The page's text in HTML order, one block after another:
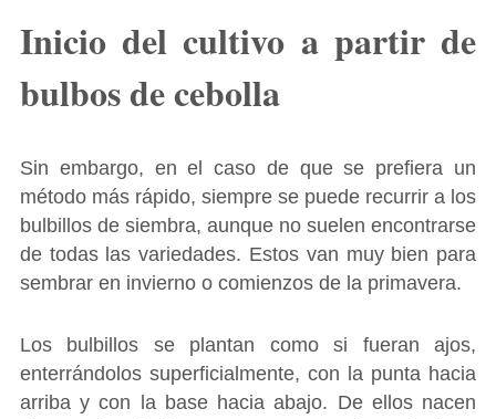
Inicio del cultivo a partir de
bulbos de cebolla
Sin embargo, en el caso de que se prefiera un
método más rápido, siempre se puede recurrir a los
bulbillos de siembra, aunque no suelen encontrarse
de todas las variedades. Estos van muy bien para
sembrar en invierno o comienzos de la primavera.
Los bulbillos se plantan como si fueran ajos,
enterrándolos superficialmente, con la punta hacia
arriba y con la base hacia abajo. De ellos nacen